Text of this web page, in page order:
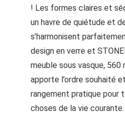
! Les formes claires et
un havre de quiétude et
s’harmonisent
design en verre et
meuble sous vasque, 560
apporte l’ordre souhaité
rangement pratique pour
choses de la vie courante.